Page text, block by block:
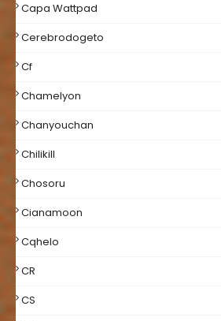
Capa Wattpad
Cerebrodogeto
Cf
Chamelyon
Chanyouchan
Chilikill
Chosoru
Cianamoon
Cqhelo
CR
CS